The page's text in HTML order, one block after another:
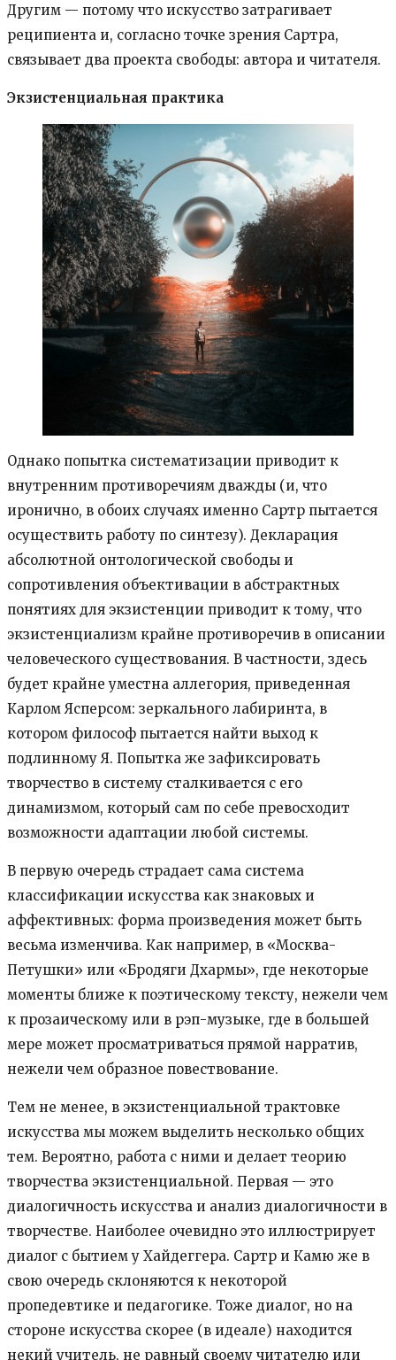
Другим — потому что искусство затрагивает
реципиента и, согласно точке зрения Сартра,
связывает два проекта свободы: автора и читателя.
Экзистенциальная практика
Однако попытка систематизации приводит к
внутренним противоречиям дважды (и, что
иронично, в обоих случаях именно Сартр пытается
осуществить работу по синтезу). Декларация
абсолютной онтологической свободы и
сопротивления объективации в абстрактных
понятиях для экзистенции приводит к тому, что
экзистенциализм крайне противоречив в описании
человеческого существования. В частности, здесь
будет крайне уместна аллегория, приведенная
Карлом Ясперсом: зеркального лабиринта, в
котором философ пытается найти выход к
подлинному Я. Попытка же зафиксировать
творчество в систему сталкивается с его
динамизмом, который сам по себе превосходит
возможности адаптации любой системы.
В первую очередь страдает сама система
классификации искусства как знаковых и
аффективных: форма произведения может быть
весьма изменчива. Как например, в «Москва-
Петушки» или «Бродяги Дхармы», где некоторые
моменты ближе к поэтическому тексту, нежели чем
к прозаическому или в рэп-музыке, где в большей
мере может просматриваться прямой нарратив,
нежели чем образное повествование.
Тем не менее, в экзистенциальной трактовке
искусства мы можем выделить несколько общих
тем. Вероятно, работа с ними и делает теорию
творчества экзистенциальной. Первая — это
диалогичность искусства и анализ диалогичности в
творчестве. Наиболее очевидно это иллюстрирует
диалог с бытием у Хайдеггера. Сартр и Камю же в
свою очередь склоняются к некоторой
пропедевтике и педагогике. Тоже диалог, но на
стороне искусства скорее (в идеале) находится
некий учитель, не равный своему читателю или